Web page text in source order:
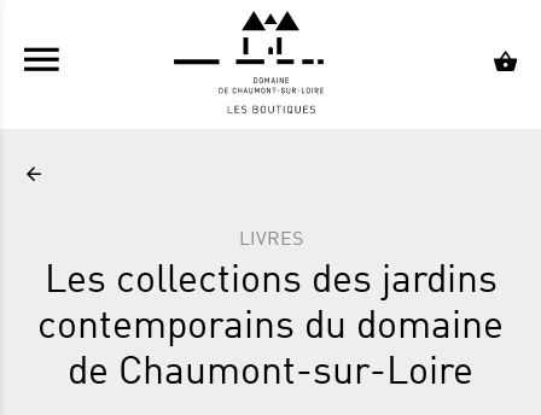
ALLER AU CONTENU PRINCIPAL
LIVRES
Les collections des jardins
contemporains du domaine
de Chaumont-sur-Loire